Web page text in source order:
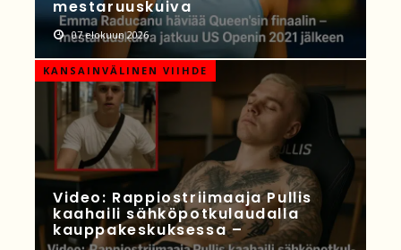
mestaruuskuiva
07 elokuun 2026
KANSAINVÄLINEN VIIHDE
Video: Rappiostriimaaja Pullis
kaahaili sähköpotkulaudalla
kauppakeskuksessa –